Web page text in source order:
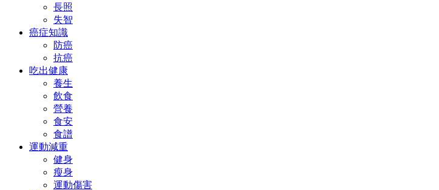
長照
失智
癌症知識
防癌
抗癌
吃出健康
養生
飲食
營養
食安
食譜
運動減重
健身
瘦身
運動傷害